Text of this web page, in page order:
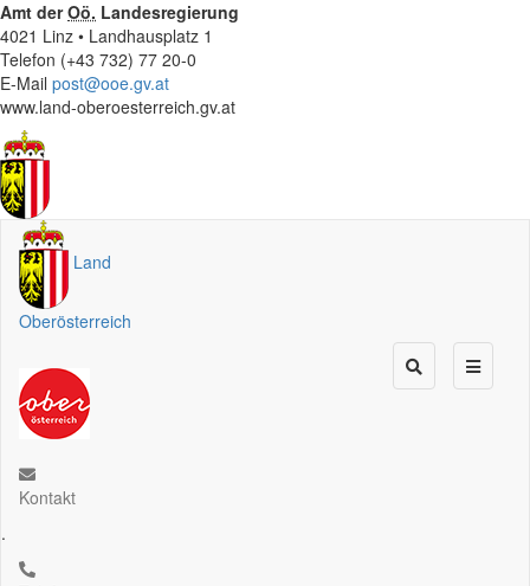
Amt derOö. Landesregierung
4021 Linz • Landhausplatz 1
Telefon (+43 732) 77 20-0
E-Mail post@ooe.gv.at
www.land-oberoesterreich.gv.at
Land
Oberösterreich
Kontakt
.